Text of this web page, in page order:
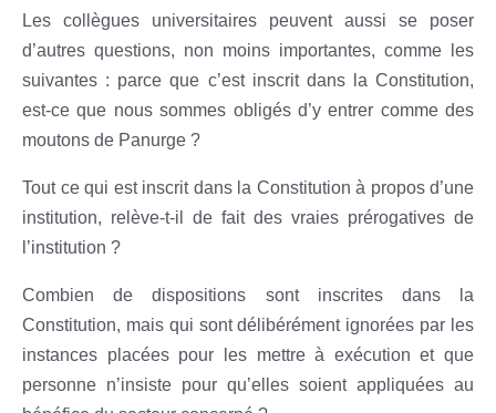
Les collègues universitaires peuvent aussi se poser
d’autres questions, non moins importantes, comme les
suivantes : parce que c’est inscrit dans la Constitution,
est-ce que nous sommes obligés d’y entrer comme des
moutons de Panurge ?
Tout ce qui est inscrit dans la Constitution à propos d’une
institution, relève-t-il de fait des vraies prérogatives de
l’institution ?
Combien de dispositions sont inscrites dans la
Constitution, mais qui sont délibérément ignorées par les
instances placées pour les mettre à exécution et que
personne n’insiste pour qu’elles soient appliquées au